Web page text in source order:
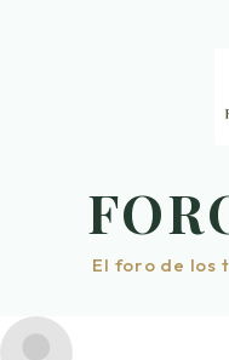
El foro de los